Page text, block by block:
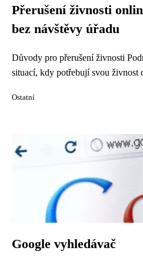
Přerušení živnosti
bez návštěvy úřadu
Důvody pro přerušení živnosti
situací, kdy potřebují svou živnost
Ostatní
Google vyhledávač